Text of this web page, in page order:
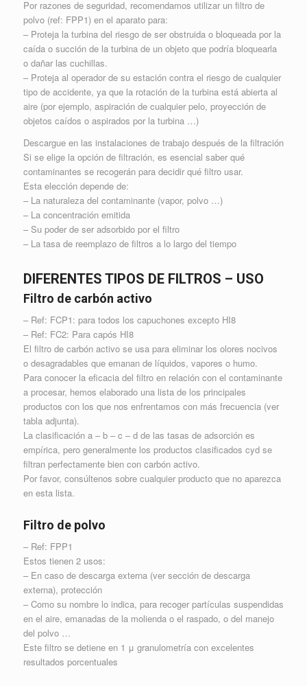
Por razones de seguridad, recomendamos utilizar un filtro de
polvo (ref: FPP1) en el aparato para:
– Proteja la turbina del riesgo de ser obstruida o bloqueada por la
caída o succión de la turbina de un objeto que podría bloquearla
o dañar las cuchillas.
– Proteja al operador de su estación contra el riesgo de cualquier
tipo de accidente, ya que la rotación de la turbina está abierta al
aire (por ejemplo, aspiración de cualquier pelo, proyección de
objetos caídos o aspirados por la turbina …)
Descargue en las instalaciones de trabajo después de la filtración
Si se elige la opción de filtración, es esencial saber qué
contaminantes se recogerán para decidir qué filtro usar.
Esta elección depende de:
– La naturaleza del contaminante (vapor, polvo …)
– La concentración emitida
– Su poder de ser adsorbido por el filtro
– La tasa de reemplazo de filtros a lo largo del tiempo
DIFERENTES TIPOS DE FILTROS – USO
Filtro de carbón activo
– Ref: FCP1: para todos los capuchones excepto HI8
– Ref: FC2: Para capós HI8
El filtro de carbón activo se usa para eliminar los olores nocivos
o desagradables que emanan de líquidos, vapores o humo.
Para conocer la eficacia del filtro en relación con el contaminante
a procesar, hemos elaborado una lista de los principales
productos con los que nos enfrentamos con más frecuencia (ver
tabla adjunta).
La clasificación a – b – c – d de las tasas de adsorción es
empírica, pero generalmente los productos clasificados cyd se
filtran perfectamente bien con carbón activo.
Por favor, consúltenos sobre cualquier producto que no aparezca
en esta lista.
Filtro de polvo
– Ref: FPP1
Estos tienen 2 usos:
– En caso de descarga externa (ver sección de descarga
externa), protección
– Como su nombre lo indica, para recoger partículas suspendidas
en el aire, emanadas de la molienda o el raspado, o del manejo
del polvo …
Este filtro se detiene en 1 μ granulometría con excelentes
resultados porcentuales